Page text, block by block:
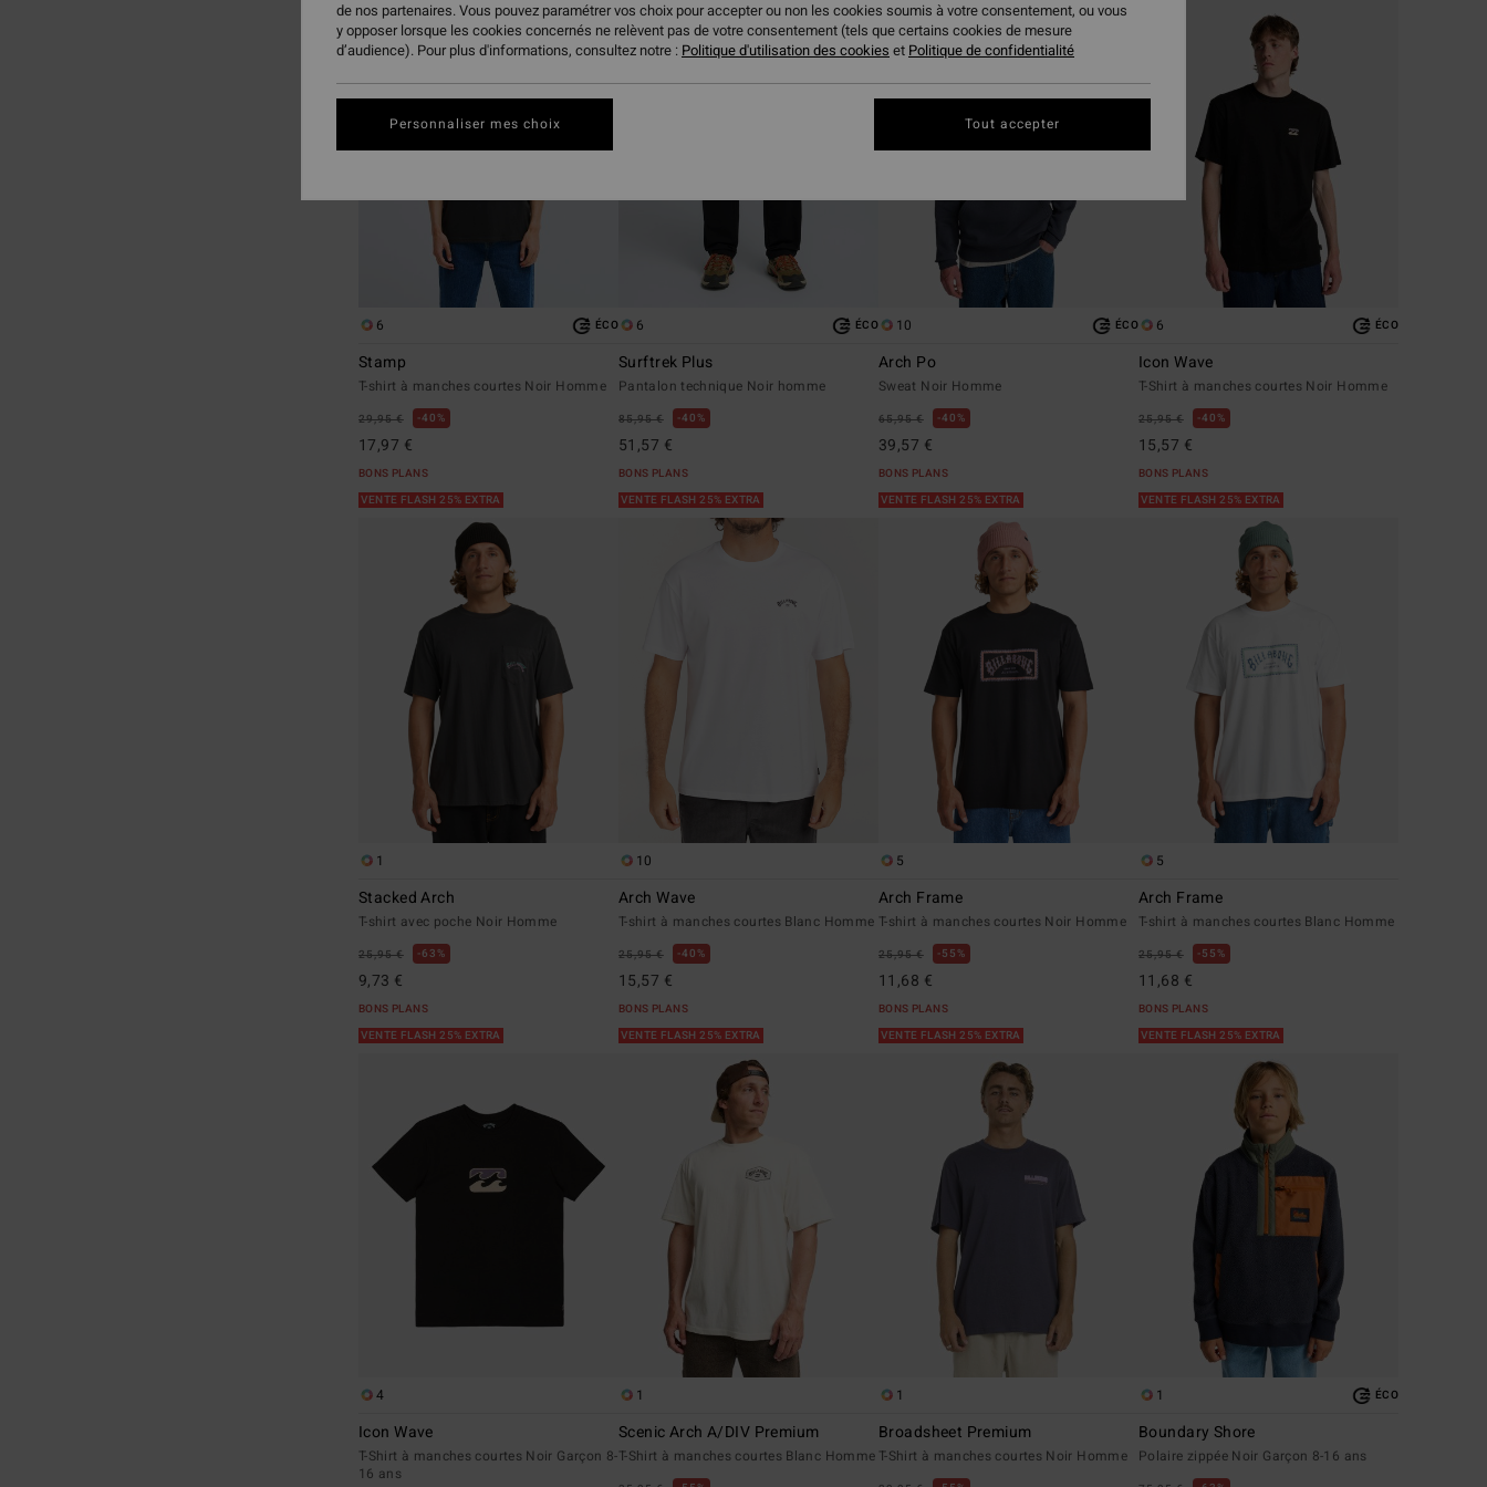
aux
critères
filtrage
recherche
a
trier
6 ÉCO
Stamp
T-shirt à manches courtes Noir Homme
29,95 € 40%
17,97 €
BONS PLANS
VENTE FLASH 25% EXTRA
6 ÉCO
Surftrek Plus
Pantalon technique Noir homme
85,95 € 40%
51,57 €
BONS PLANS
VENTE FLASH 25% EXTRA
10 ÉCO
Arch Po
Sweat Noir Homme
65,95 € 40%
39,57 €
BONS PLANS
VENTE FLASH 25% EXTRA
6 ÉCO
Icon Wave
T-Shirt à manches courtes Noir Homme
25,95 € 40%
15,57 €
BONS PLANS
VENTE FLASH 25% EXTRA
1
Stacked Arch
T-shirt avec poche Noir Homme
25,95 € 63%
9,73 €
BONS PLANS
VENTE FLASH 25% EXTRA
10
Arch Wave
T-shirt à manches courtes Blanc Homme
25,95 € 40%
15,57 €
BONS PLANS
VENTE FLASH 25% EXTRA
5
Arch Frame
T-shirt à manches courtes Noir Homme
25,95 € 55%
11,68 €
BONS PLANS
VENTE FLASH 25% EXTRA
5
Arch Frame
T-shirt à manches courtes Blanc Homme
25,95 € 55%
11,68 €
BONS PLANS
VENTE FLASH 25% EXTRA
4
Icon Wave
T-Shirt à manches courtes Noir Garçon 8-
16 ans
1
Scenic Arch A/DIV Premium
T-Shirt à manches courtes Blanc Homme
1
Broadsheet Premium
T-Shirt à manches courtes Noir Homme
1 ÉCO
Boundary Shore
Polaire zippée Noir Garçon 8-16 ans
de nos partenaires. Vous pouvez paramétrer vos choix pour accepter ou non les cookies soumis à votre consentement, ou vous
y opposer lorsque les cookies concernés ne relèvent pas de votre consentement (tels que certains cookies de mesure
d’audience). Pour plus d'informations, consultez notre : Politique d'utilisation des cookies et Politique de confidentialité
Personnaliser mes choix Tout accepter